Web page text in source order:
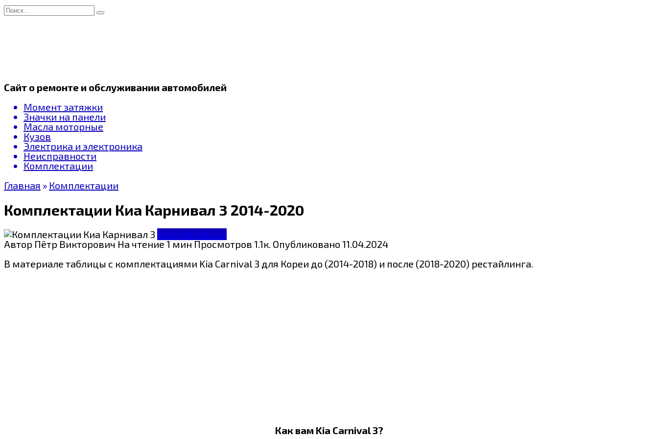
Перейти
к
Search
for:
Сайт о ремонте и обслуживании автомобилей
Момент затяжки
Значки на панели
Масла моторные
Кузов
Электрика и электроника
Неисправности
Комплектации
Главная » Комплектации
Комплектации Киа Карнивал 3 2014-2020
Комплектации
Автор Пётр Викторович На чтение1 минПросмотров 1.1к. Опубликовано 11.04.2024
В материале таблицы с комплектациями Kia Carnival 3 для Кореи до (2014-2018) и после (2018-2020) рестайлинга.
Как вам Kia Carnival 3?